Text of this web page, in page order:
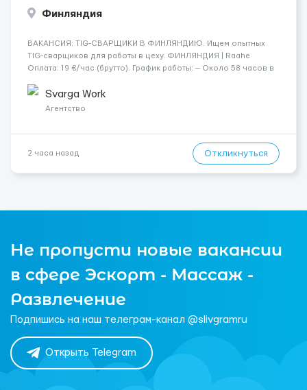
Финляндия
​​ВАКАНСИЯ: TIG-СВАРЩИКИ В ФИНЛЯНДИЮ. Ищем опытных
TIG-сварщиков для работы в цеху. ФИНЛЯНДИЯ | Raahe
Оплата: 19 €/час (брутто). График работы: — Около 58 часов в
переработки. Дата начала: — Как можно скорее....
Svarga Work
Агентство
2 часа назад Откликнуться
Не пропусти новые вакансии
в сфере Эскорт - Массаж -
Развлечение
Подпишись на наш телеграм-канал @slivgramru
Открыть Telegram